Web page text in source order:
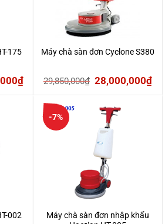
175
₫Giá
hiện
Máy chà sàn đơn Cyclone S380
29,850,000₫ Giá
gốc
là:
29,850,000₫.
28,000,000₫
002
-7%
Máy chà sàn đơn nhập khẩu